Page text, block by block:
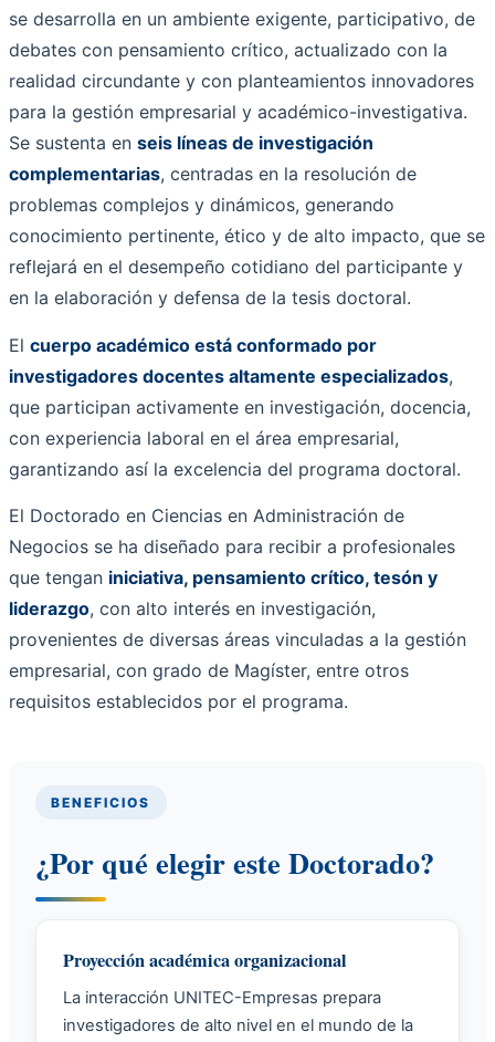
se desarrolla en un ambiente exigente, participativo, de
debates con pensamiento crítico, actualizado con la
realidad circundante y con planteamientos innovadores
para la gestión empresarial y académico-investigativa.
Se sustenta en seis líneas de investigación
complementarias, centradas en la resolución de
problemas complejos y dinámicos, generando
conocimiento pertinente, ético y de alto impacto, que se
reflejará en el desempeño cotidiano del participante y
en la elaboración y defensa de la tesis doctoral.
El cuerpo académico está conformado por
investigadores docentes altamente especializados,
que participan activamente en investigación, docencia,
con experiencia laboral en el área empresarial,
garantizando así la excelencia del programa doctoral.
El Doctorado en Ciencias en Administración de
Negocios se ha diseñado para recibir a profesionales
que tengan iniciativa, pensamiento crítico, tesón y
liderazgo, con alto interés en investigación,
provenientes de diversas áreas vinculadas a la gestión
empresarial, con grado de Magíster, entre otros
requisitos establecidos por el programa.
BENEFICIOS
¿Por qué elegir este Doctorado?
Proyección académica organizacional
La interacción UNITEC-Empresas prepara
investigadores de alto nivel en el mundo de la